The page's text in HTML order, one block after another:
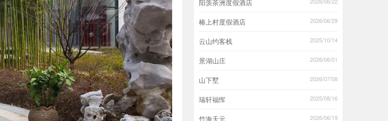
阳羡茶洲度假酒店
椿上村度假酒店 2026/06/29
云山约客栈 2025/10/14
景湖山庄 2026/06/01
山下墅 2026/07/08
瑞轩福恽 2025/08/16
竹海天元 2026/06/19